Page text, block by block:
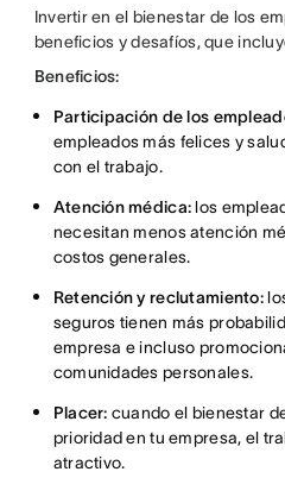
Invertir en el bienestar de los
beneficios y desafíos, que
Beneficios:
Participación de los
empleados más felices y
con el trabajo.
Atención médica:los
necesitan menos atención
costos generales.
Retención y reclutamiento:
seguros tienen más
empresa e incluso
comunidades personales.
Placer: cuando el bienestar
prioridad en tu empresa, el
atractivo.